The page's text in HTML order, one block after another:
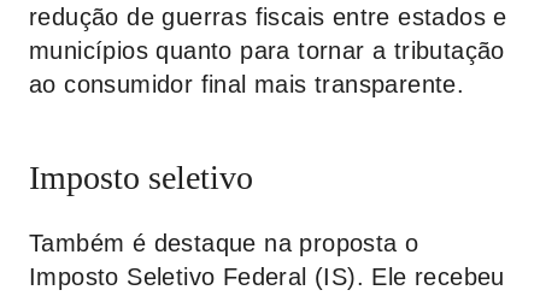
redução de guerras fiscais entre estados e
municípios quanto para tornar a tributação
ao consumidor final mais transparente.
Imposto seletivo
Também é destaque na proposta o
Imposto Seletivo Federal (IS). Ele recebeu